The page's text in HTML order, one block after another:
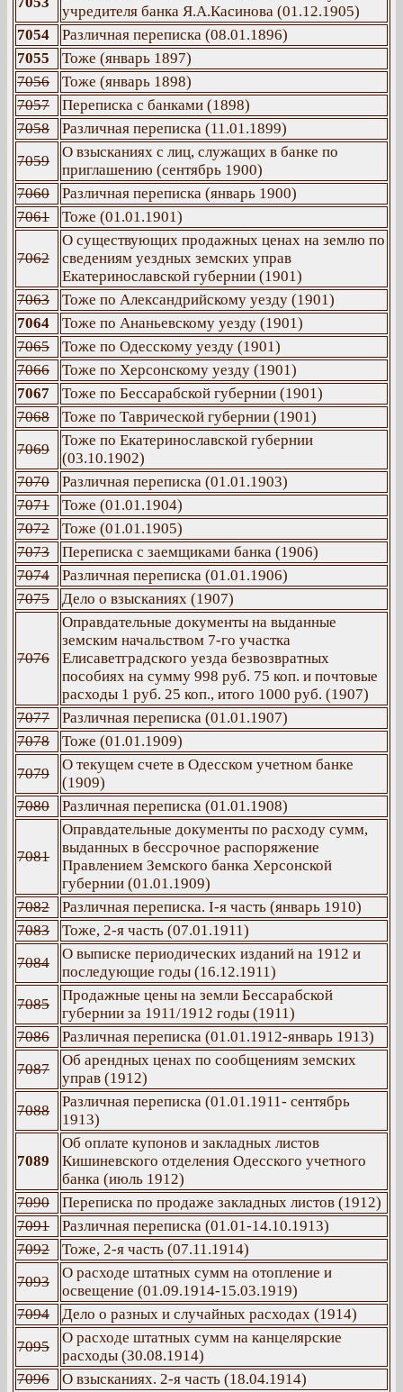
учредителя банка Я.А.Касинова (01.12.1905)
7054
Различная переписка (08.01.1896)
7055
Тоже (январь 1897)
7056
Тоже (январь 1898)
7057
Переписка с банками (1898)
7058
Различная переписка (11.01.1899)
7059
О взысканиях с лиц, служащих в банке по
приглашению (сентябрь 1900)
7060
Различная переписка (январь 1900)
7061
Тоже (01.01.1901)
7062
О существующих продажных ценах на землю по
сведениям уездных земских управ
Екатеринославской губернии (1901)
7063
Тоже по Александрийскому уезду (1901)
7064
Тоже по Ананьевскому уезду (1901)
7065
Тоже по Одесскому уезду (1901)
7066
Тоже по Херсонскому уезду (1901)
7067
Тоже по Бессарабской губернии (1901)
7068
Тоже по Таврической губернии (1901)
7069
Тоже по Екатеринославской губернии
(03.10.1902)
7070
Различная переписка (01.01.1903)
7071
Тоже (01.01.1904)
7072
Тоже (01.01.1905)
7073
Переписка с заемщиками банка (1906)
7074
Различная переписка (01.01.1906)
7075
Дело о взысканиях (1907)
7076
Оправдательные документы на выданные
земским начальством 7-го участка
Елисаветградского уезда безвозвратных
пособиях на сумму 998 руб. 75 коп. и почтовые
расходы 1 руб. 25 коп., итого 1000 руб. (1907)
7077
Различная переписка (01.01.1907)
7078
Тоже (01.01.1909)
7079
О текущем счете в Одесском учетном банке
(1909)
7080
Различная переписка (01.01.1908)
7081
Оправдательные документы по расходу сумм,
выданных в бессрочное распоряжение
Правлением Земского банка Херсонской
губернии (01.01.1909)
7082
Различная переписка. I-я часть (январь 1910)
7083
Тоже, 2-я часть (07.01.1911)
7084
О выписке периодических изданий на 1912 и
последующие годы (16.12.1911)
7085
Продажные цены на земли Бессарабской
губернии за 1911/1912 годы (1911)
7086
Различная переписка (01.01.1912-январь 1913)
7087
Об арендных ценах по сообщениям земских
управ (1912)
7088
Различная переписка (01.01.1911- сентябрь
1913)
7089
Об оплате купонов и закладных листов
Кишиневского отделения Одесского учетного
банка (июль 1912)
7090
Переписка по продаже закладных листов (1912)
7091
Различная переписка (01.01-14.10.1913)
7092
Тоже, 2-я часть (07.11.1914)
7093
О расходе штатных сумм на отопление и
освещение (01.09.1914-15.03.1919)
7094
Дело о разных и случайных расходах (1914)
7095
О расходе штатных сумм на канцелярские
расходы (30.08.1914)
7096
О взысканиях. 2-я часть (18.04.1914)